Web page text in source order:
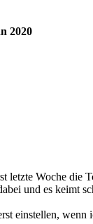
2020
letzte Woche die
und es keimt
einstellen, wenn